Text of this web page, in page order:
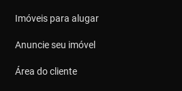
Imóveis para alugar
Anuncie seu imóvel
Área do cliente